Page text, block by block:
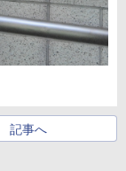
記事へ